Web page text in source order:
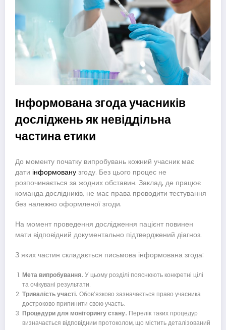
Інформована згода учасників
досліджень як невіддільна
частина етики
До моменту початку випробувань кожний учасник має
дати інформовану згоду. Без цього процес не
розпочинається за жодних обставин. Заклад, де працює
команда дослідників, не має права проводити тестування
без належно оформленої згоди.
На момент проведення дослідження пацієнт повинен
мати відповідний документально підтверджений діагноз.
З яких частин складається письмова інформована згода:
Мета випробування. У цьому розділі пояснюють конкретні цілі
та очікувані результати.
Тривалість участі. Обов’язково зазначається право учасника
достроково припинити свою участь.
Процедури для моніторингу стану. Перелік таких процедур
визначається відповідним протоколом, що містить деталізований